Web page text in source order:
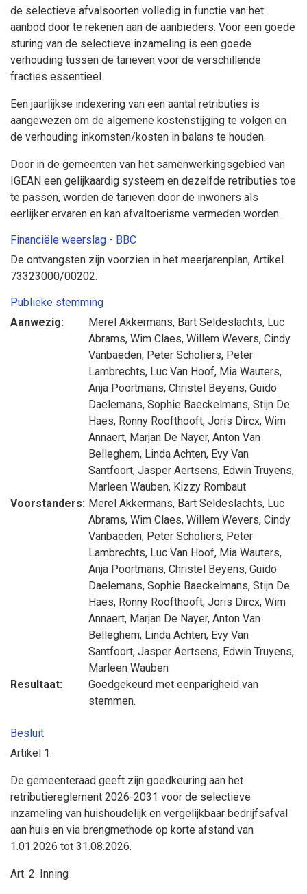
de selectieve afvalsoorten volledig in functie van het
aanbod door te rekenen aan de aanbieders. Voor een goede
sturing van de selectieve inzameling is een goede
verhouding tussen de tarieven voor de verschillende
fracties essentieel.
Een jaarlijkse indexering van een aantal retributies is
aangewezen om de algemene kostenstijging te volgen en
de verhouding inkomsten/kosten in balans te houden.
Door in de gemeenten van het samenwerkingsgebied van
IGEAN een gelijkaardig systeem en dezelfde retributies toe
te passen, worden de tarieven door de inwoners als
eerlijker ervaren en kan afvaltoerisme vermeden worden.
Financiële weerslag - BBC
De ontvangsten zijn voorzien in het meerjarenplan, Artikel
73323000/00202.
Publieke stemming
Aanwezig:
Merel Akkermans, Bart Seldeslachts, Luc
Abrams, Wim Claes, Willem Wevers, Cindy
Vanbaeden, Peter Scholiers, Peter
Lambrechts, Luc Van Hoof, Mia Wauters,
Anja Poortmans, Christel Beyens, Guido
Daelemans, Sophie Baeckelmans, Stijn De
Haes, Ronny Roofthooft, Joris Dircx, Wim
Annaert, Marjan De Nayer, Anton Van
Belleghem, Linda Achten, Evy Van
Santfoort, Jasper Aertsens, Edwin Truyens,
Marleen Wauben, Kizzy Rombaut
Voorstanders: Merel Akkermans, Bart Seldeslachts, Luc
Abrams, Wim Claes, Willem Wevers, Cindy
Vanbaeden, Peter Scholiers, Peter
Lambrechts, Luc Van Hoof, Mia Wauters,
Anja Poortmans, Christel Beyens, Guido
Daelemans, Sophie Baeckelmans, Stijn De
Haes, Ronny Roofthooft, Joris Dircx, Wim
Annaert, Marjan De Nayer, Anton Van
Belleghem, Linda Achten, Evy Van
Santfoort, Jasper Aertsens, Edwin Truyens,
Marleen Wauben
Resultaat:
Goedgekeurd met eenparigheid van
stemmen.
Besluit
Artikel 1.
De gemeenteraad geeft zijn goedkeuring aan het
retributiereglement 2026-2031 voor de selectieve
inzameling van huishoudelijk en vergelijkbaar bedrijfsafval
aan huis en via brengmethode op korte afstand van
1.01.2026 tot 31.08.2026.
Art. 2. Inning